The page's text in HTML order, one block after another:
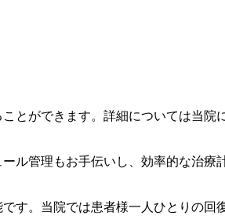
とができます。詳細については当院
ル管理もお手伝いし、効率的な治療
す。当院では患者様一人ひとりの回